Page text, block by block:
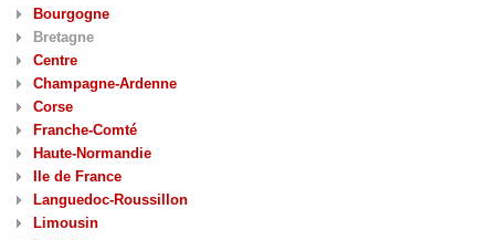
Bourgogne
Bretagne
Centre
Champagne-Ardenne
Corse
Franche-Comté
Haute-Normandie
Ile de France
Languedoc-Roussillon
Limousin